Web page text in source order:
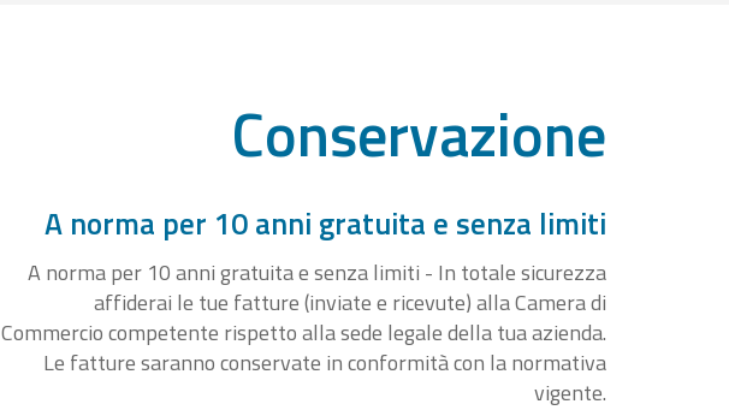
Conservazione
A norma per 10 anni gratuita e senza limiti
A norma per 10 anni gratuita e senza limiti - In totale sicurezza
affiderai le tue fatture (inviate e ricevute) alla Camera di
Commercio competente rispetto alla sede legale della tua azienda.
Le fatture saranno conservate in conformità con la normativa
vigente.